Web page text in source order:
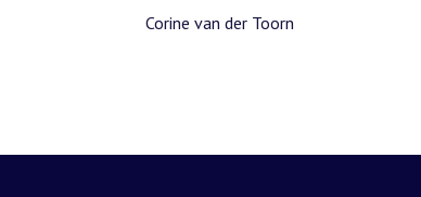
Corine van der Toorn